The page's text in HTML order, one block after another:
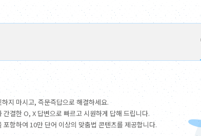
지 마시고, 즉문즉답으로 해결하세요.
간결한 O, X 답변으로 빠르고 시원하게 답해 드립니다.
포함하여 10만 단어 이상의 맞춤법 콘텐츠를 제공합니다.